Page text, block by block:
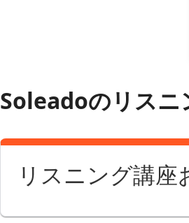
Soleadoのリスニ
リスニング講座